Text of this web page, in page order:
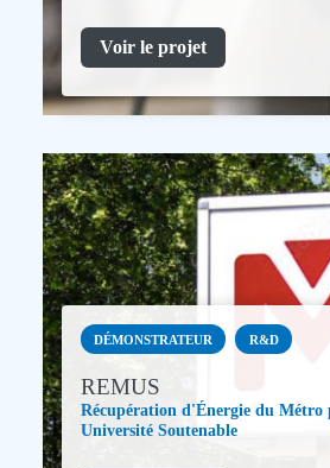
Voir le projet
DÉMONSTRATEUR R&D
REMUS
Récupération d'Énergie du Métro
Université Soutenable